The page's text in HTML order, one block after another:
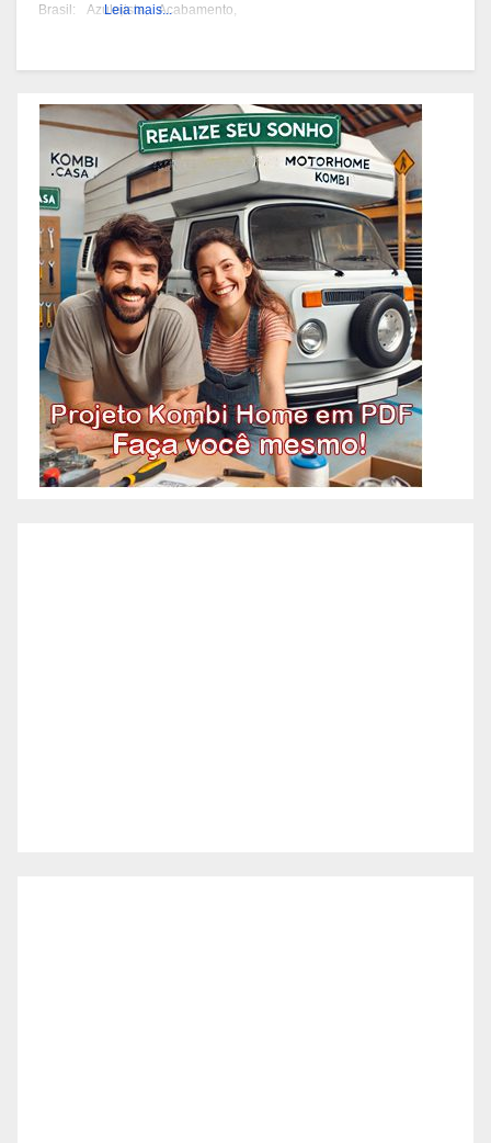
Brasil: Azulejista, Acabamento,
Construções e OAC. Pedreiro:
Geral, Azulejista, Acabamento,
Alvenaria, Reformas,
Construções, Manutenção e
OAC! Quando você pensa em
Pedreiro, imagina aquele
profissional que faz tudo
relacionado à construção?
Acontece que atualmente os
pedreiros se especializaram em
algumas etapas específicas da
construção. A necessidade de
agilidade
Leia mais...